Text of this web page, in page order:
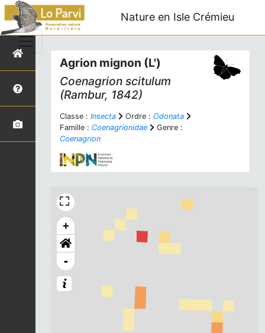
Nature en Isle Crémieu
Agrion mignon (L')
Coenagrion scitulum
(Rambur, 1842)
Classe : Insecta Ordre : Odonata
Famille : Coenagrionidae
Genre :
Coenagrion
+
-